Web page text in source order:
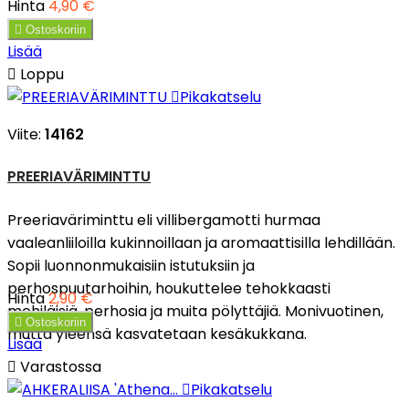
Hinta 4,90 €
 Ostoskoriin
Lisää
 Loppu
Pikakatselu
Viite: 14162
PREERIAVÄRIMINTTU
Preeriaväriminttu eli villibergamotti hurmaa
vaaleanliiloilla kukinnoillaan ja aromaattisilla lehdillään.
Sopii luonnonmukaisiin istutuksiin ja
perhospuutarhoihin, houkuttelee tehokkaasti
mehiläisiä, perhosia ja muita pölyttäjiä. Monivuotinen,
mutta yleensä kasvatetaan kesäkukkana.
Hinta2,90 €
 Ostoskoriin
Lisää
 Varastossa
Pikakatselu